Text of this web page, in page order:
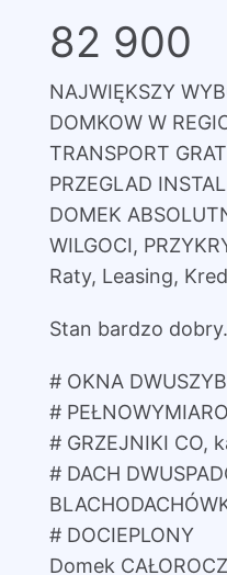
82 900
NAJWIĘKSZY
DOMKOW W
TRANSPORT
PRZEGLAD
DOMEK
WILGOCI,
Raty, Leasing,
Stan bardzo dobry.
# OKNA
#
# GRZEJNIKI CO,
# DACH
# DOCIEPLONY
Domek